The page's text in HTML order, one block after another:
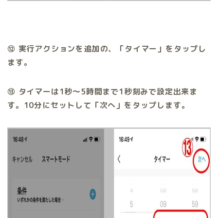
⑫ 実行アクションを追加の、「タイマー」をタップし
ます。
⑬ タイマーは1秒～5時間まで1秒刻みで設定出来ま
す。10分にセットして「次へ」をタップします。